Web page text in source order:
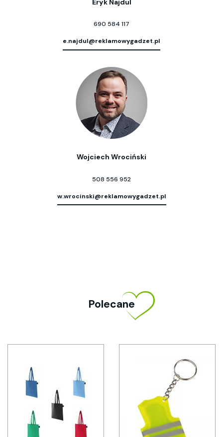
Eryk Najdul
690 584 117
e.najdul@reklamowygadzet.pl
Wojciech Wrociński
508 556 952
w.wrocinski@reklamowygadzet.pl
Polecane